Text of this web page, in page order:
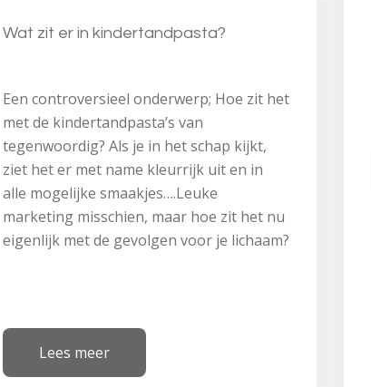
Wat zit er in kindertandpasta?
Een controversieel onderwerp; Hoe zit het
met de kindertandpasta’s van
tegenwoordig? Als je in het schap kijkt,
ziet het er met name kleurrijk uit en in
alle mogelijke smaakjes….Leuke
marketing misschien, maar hoe zit het nu
eigenlijk met de gevolgen voor je lichaam?
Lees meer